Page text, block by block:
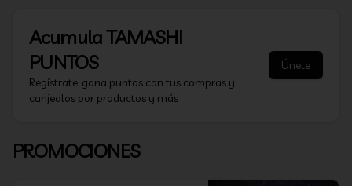
AcumulaTAMASHI
PUNTOS
Regístrate, gana puntos con tus compras y
canjealos por productos y más
Únete
PROMOCIONES